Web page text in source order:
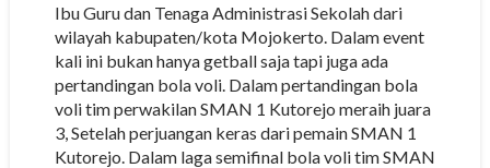
Ibu Guru dan Tenaga Administrasi Sekolah dari
wilayah kabupaten/kota Mojokerto. Dalam event
kali ini bukan hanya getball saja tapi juga ada
pertandingan bola voli. Dalam pertandingan bola
voli tim perwakilan SMAN 1 Kutorejo meraih juara
3, Setelah perjuangan keras dari pemain SMAN 1
Kutorejo. Dalam laga semifinal bola voli tim SMAN